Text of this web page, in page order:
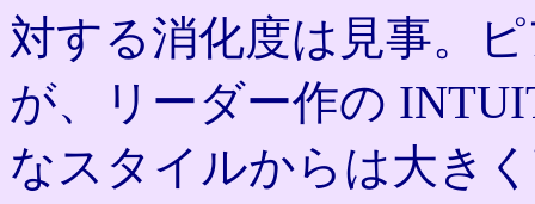
対する消化度は見事。
が、リーダー作の
なスタイルからは大き